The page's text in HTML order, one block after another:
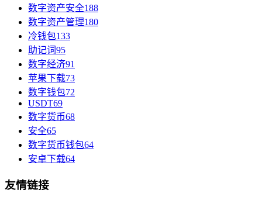
数字资产安全188
数字资产管理180
冷钱包133
助记词95
数字经济91
苹果下载73
数字钱包72
USDT69
数字货币68
安全65
数字货币钱包64
安卓下载64
友情链接